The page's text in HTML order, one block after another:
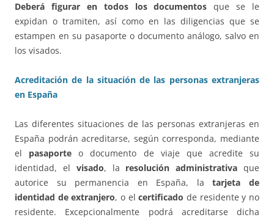
Deberá figurar en todos los documentos que se le
expidan o tramiten, así como en las diligencias que se
estampen en su pasaporte o documento análogo, salvo en
los visados.
Acreditación de la situación de las personas extranjeras
en España
Las diferentes situaciones de las personas extranjeras en
España podrán acreditarse, según corresponda, mediante
el pasaporte o documento de viaje que acredite su
identidad, el visado, la resolución administrativa que
autorice su permanencia en España, latarjeta de
identidad de extranjero, o elcertificado de residente y no
residente. Excepcionalmente podrá acreditarse dicha